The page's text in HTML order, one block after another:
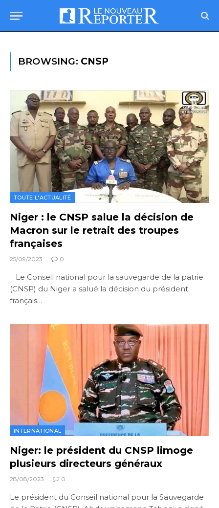
BROWSING: CNSP
TOUTE L'ACTUALITÉ
Niger : le CNSP salue la décision de
Macron sur le retrait des troupes
françaises
25/09/2023 0
Le Conseil national pour la sauvegarde de la patrie
(CNSP) du Niger a salué la décision du président
français…
INTERNATIONAL
Niger: le président du CNSP limoge
plusieurs directeurs généraux
28/08/2023 0
Le président du Conseil national pour la Sauvegarde